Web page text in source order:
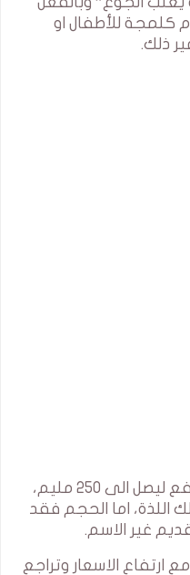
كلمجة للأطفال او
ذلك.
اليوم كل شيء تغير السعر ارتفع ليصل الى 250 مليم،
اللذة، اما الحجم فقد
غير الاسم.
ارتفاع الاسعار وتراجع